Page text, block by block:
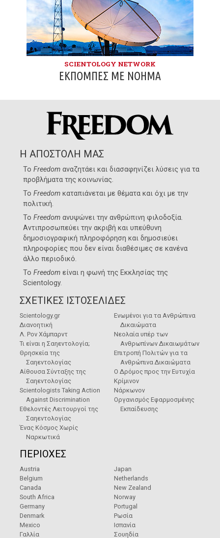
SCIENTOLOGY NETWORK
ΕΚΠΟΜΠΈΣ ΜΕ ΝΌΗΜΑ
Η ΑΠΟΣΤΟΛΗ ΜΑΣ
ΤοFreedom αναζητάει και διασαφηνίζει λύσεις για τα
προβλήματα της κοινωνίας.
ΤοFreedom καταπιάνεται με θέματα και όχι με την
πολιτική.
ΤοFreedom ανυψώνει την ανθρώπινη φιλοδοξία.
Αντιπροσωπεύει την ακριβή και υπεύθυνη
δημοσιογραφική πληροφόρηση και δημοσιεύει
πληροφορίες που δεν είναι διαθέσιμες σε κανένα
άλλο περιοδικό.
ΤοFreedom είναι η φωνή της Εκκλησίας της
Scientology.
ΣΧΕΤΙΚΕΣ ΙΣΤΟΣΕΛΙΔΕΣ
Scientology.gr
Διανοητική
Λ. Ρον Χάμπαρντ
Τι είναι η Σαηεντολογία;
Θρησκεία της
Σαηεντολογίας
Αίθουσα Σύνταξης της
Σαηεντολογίας
Scientologists Taking Action
Against Discrimination
Εθελοντές Λειτουργοί της
Σαηεντολογίας
Ένας Κόσμος Χωρίς
Ναρκωτικά
Ενωμένοι για τα Ανθρώπινα
Δικαιώματα
Νεολαία υπέρ των
Ανθρωπίνων Δικαιωμάτων
Επιτροπή Πολιτών για τα
Ανθρώπινα Δικαιώματα
Ο Δρόμος προς την Ευτυχία
Κρίμινον
Νάρκωνον
Οργανισμός Εφαρμοσμένης
Εκπαίδευσης
ΠΕΡΙΟΧΕΣ
Austria
Belgium
Canada
South Africa
Germany
Denmark
Mexico
Γαλλία
Japan
Netherlands
New Zealand
Norway
Portugal
Ρωσία
Ισπανία
Σουηδία